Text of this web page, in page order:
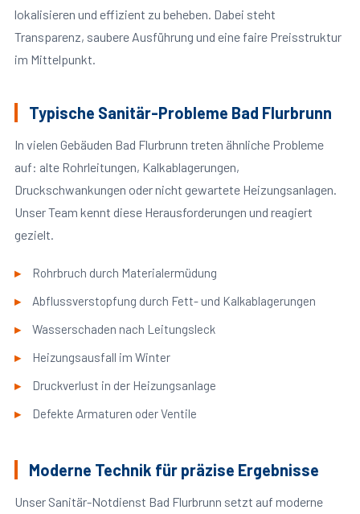
lokalisieren und effizient zu beheben. Dabei steht
Transparenz, saubere Ausführung und eine faire Preisstruktur
im Mittelpunkt.
Typische Sanitär-Probleme Bad Flurbrunn
In vielen Gebäuden Bad Flurbrunn treten ähnliche Probleme
auf: alte Rohrleitungen, Kalkablagerungen,
Druckschwankungen oder nicht gewartete Heizungsanlagen.
Unser Team kennt diese Herausforderungen und reagiert
gezielt.
Rohrbruch durch Materialermüdung
Abflussverstopfung durch Fett- und Kalkablagerungen
Wasserschaden nach Leitungsleck
Heizungsausfall im Winter
Druckverlust in der Heizungsanlage
Defekte Armaturen oder Ventile
Moderne Technik für präzise Ergebnisse
Unser Sanitär-Notdienst Bad Flurbrunn setzt auf moderne